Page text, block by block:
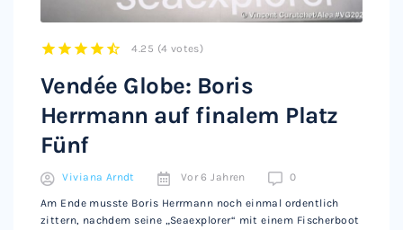
4.25 (4 votes)
Vendée Globe: Boris
Herrmann auf finalem Platz
Fünf
Viviana Arndt Vor 6 Jahren 0
Am Ende musste Boris Herrmann noch einmal ordentlich
zittern, nachdem seine „Seaexplorer“ mit einem Fischerboot